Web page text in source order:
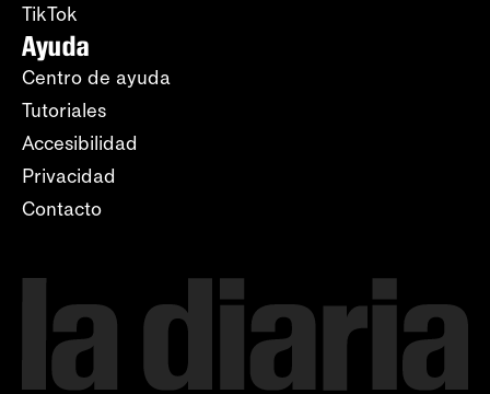
TikTok
Ayuda
Centro de ayuda
Tutoriales
Accesibilidad
Privacidad
Contacto